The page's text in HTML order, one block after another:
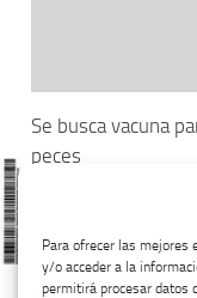
Para ofrecer las mejores
y/o acceder a la
permitirá procesar datos
Se busca vacuna
peces